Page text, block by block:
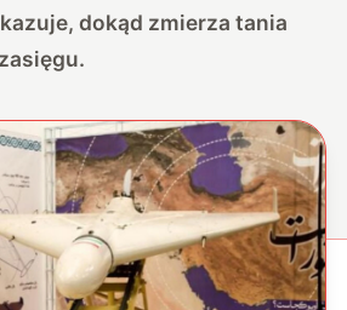
dokąd zmierza tania